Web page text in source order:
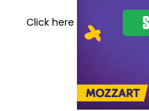
Click here